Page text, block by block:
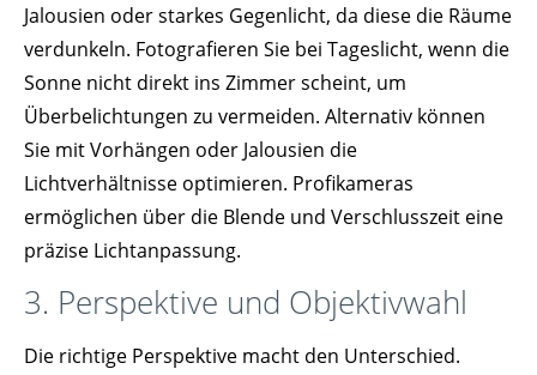
Jalousien oder starkes Gegenlicht, da diese die Räume
verdunkeln. Fotografieren Sie bei Tageslicht, wenn die
Sonne nicht direkt ins Zimmer scheint, um
Überbelichtungen zu vermeiden. Alternativ können
Sie mit Vorhängen oder Jalousien die
Lichtverhältnisse optimieren. Profikameras
ermöglichen über die Blende und Verschlusszeit eine
präzise Lichtanpassung.
3. Perspektive und Objektivwahl
Die richtige Perspektive macht den Unterschied.